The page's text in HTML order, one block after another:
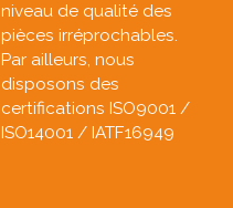
niveau de qualité des
pièces irréprochables.
Par ailleurs, nous
disposons des
certifications ISO9001 /
ISO14001 / IATF16949